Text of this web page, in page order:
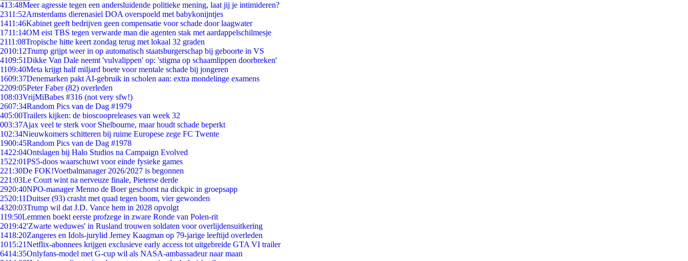
413:48Meer agressie tegen een andersluidende politieke mening, laat jij je intimideren?
2311:52Amsterdams dierenasiel DOA overspoeld met babykonijntjes
1411:46Kabinet geeft bedrijven geen compensatie voor schade door laagwater
1711:14OM eist TBS tegen verwarde man die agenten stak met aardappelschilmesje
2111:08Tropische hitte keert zondag terug met lokaal 32 graden
2010:12Trump grijpt weer in op automatisch staatsburgerschap bij geboorte in VS
4109:51Dikke Van Dale neemt 'vulvalippen' op: 'stigma op schaamlippen doorbreken'
1109:40Meta krijgt half miljard boete voor mentale schade bij jongeren
1609:37Denemarken pakt AI-gebruik in scholen aan: extra mondelinge examens
2209:05Peter Faber (82) overleden
108:03VrijMiBabes #316 (not very sfw!)
2607:34Random Pics van de Dag #1979
405:00Trailers kijken: de bioscoopreleases van week 32
003:37Ajax veel te sterk voor Shelbourne, maar houdt schade beperkt
102:34Nieuwkomers schitteren bij ruime Europese zege FC Twente
1900:45Random Pics van de Dag #1978
1422:04Ontslagen bij Halo Studios na Campaign Evolved
1522:01PS5-doos waarschuwt voor einde fysieke games
221:30De FOK!Voetbalmanager 2026/2027 is begonnen
221:03Le Court wint na nerveuze finale, Pieterse derde
2920:40NPO-manager Menno de Boer geschorst na dickpic in groepsapp
2520:11Duitser (93) crasht met quad tegen boom, vier gewonden
4320:03Trump wil dat J.D. Vance hem in 2028 opvolgt
119:50Lemmen boekt eerste profzege in zware Ronde van Polen-rit
2019:42'Zwarte weduwes' in Rusland trouwen soldaten voor overlijdensuitkering
1418:20Zangeres en Idols-jurylid Jerney Kaagman op 79-jarige leeftijd overleden
1015:21Netflix-abonnees krijgen exclusieve early access tot uitgebreide GTA VI trailer
6414:35Onlyfans-model met G-cup wil als NASA-ambassadeur naar maan